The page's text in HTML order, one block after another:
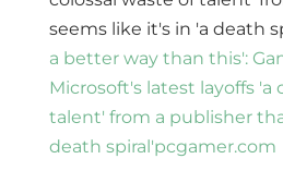
seems like it's in 'a death
a better way than this':
Microsoft's latest layoffs 'a
talent' from a publisher
death spiral'pcgamer.com